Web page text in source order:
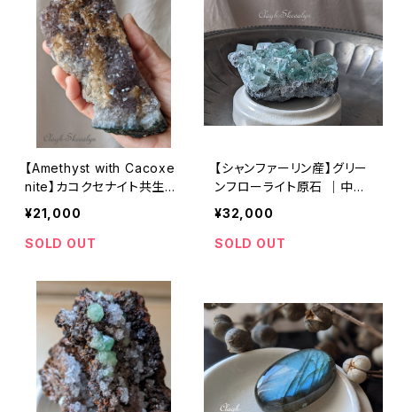
【Amethyst with Cacoxe
nite】カコクセナイト共生ア
メジスト No.２｜紫水晶
｜ミナスジェライス州 (Min
as Gerais Brazil）｜455g
¥21,000
SOLD OUT
【シャンファーリン産】グリー
ンフローライト原石 ｜中国
湖南省 ｜ Xianghualing
Mine（香花嶺） ｜Fluorite
｜蛍石 ｜グリーン系 ｜鉱
¥32,000
SOLD OUT